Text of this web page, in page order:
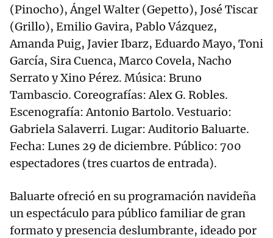
(Pinocho), Ángel Walter (Gepetto), José Tiscar
(Grillo), Emilio Gavira, Pablo Vázquez,
Amanda Puig, Javier Ibarz, Eduardo Mayo, Toni
García, Sira Cuenca, Marco Covela, Nacho
Serrato y Xino Pérez. Música: Bruno
Tambascio. Coreografías: Alex G. Robles.
Escenografía: Antonio Bartolo. Vestuario:
Gabriela Salaverri. Lugar: Auditorio Baluarte.
Fecha: Lunes 29 de diciembre. Público: 700
espectadores (tres cuartos de entrada).
Baluarte ofreció en su programación navideña
un espectáculo para público familiar de gran
formato y presencia deslumbrante, ideado por